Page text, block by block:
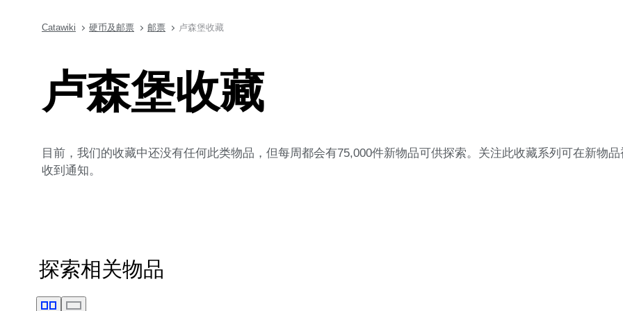
Catawiki 硬币及邮票 邮票 卢森堡收藏
卢森堡收藏
目前，我们的收藏中还没有任何此类物品，但每周都会有75,000件新物品可供探索。关注此收藏系列可在新物
收到通知。
探索相关物品